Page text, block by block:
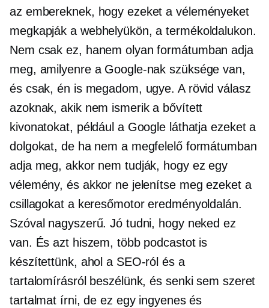
az embereknek, hogy ezeket a véleményeket
megkapják a webhelyükön, a termékoldalukon.
Nem csak ez, hanem olyan formátumban adja
meg, amilyenre a Google-nak szüksége van,
és csak, én is megadom, ugye. A rövid válasz
azoknak, akik nem ismerik a bővített
kivonatokat, például a Google láthatja ezeket a
dolgokat, de ha nem a megfelelő formátumban
adja meg, akkor nem tudják, hogy ez egy
vélemény, és akkor ne jelenítse meg ezeket a
csillagokat a keresőmotor eredményoldalán.
Szóval nagyszerű. Jó tudni, hogy neked ez
van. És azt hiszem, több podcastot is
készítettünk, ahol a SEO-ról és a
tartalomírásról beszélünk, és senki sem szeret
tartalmat írni, de ez egy ingyenes és